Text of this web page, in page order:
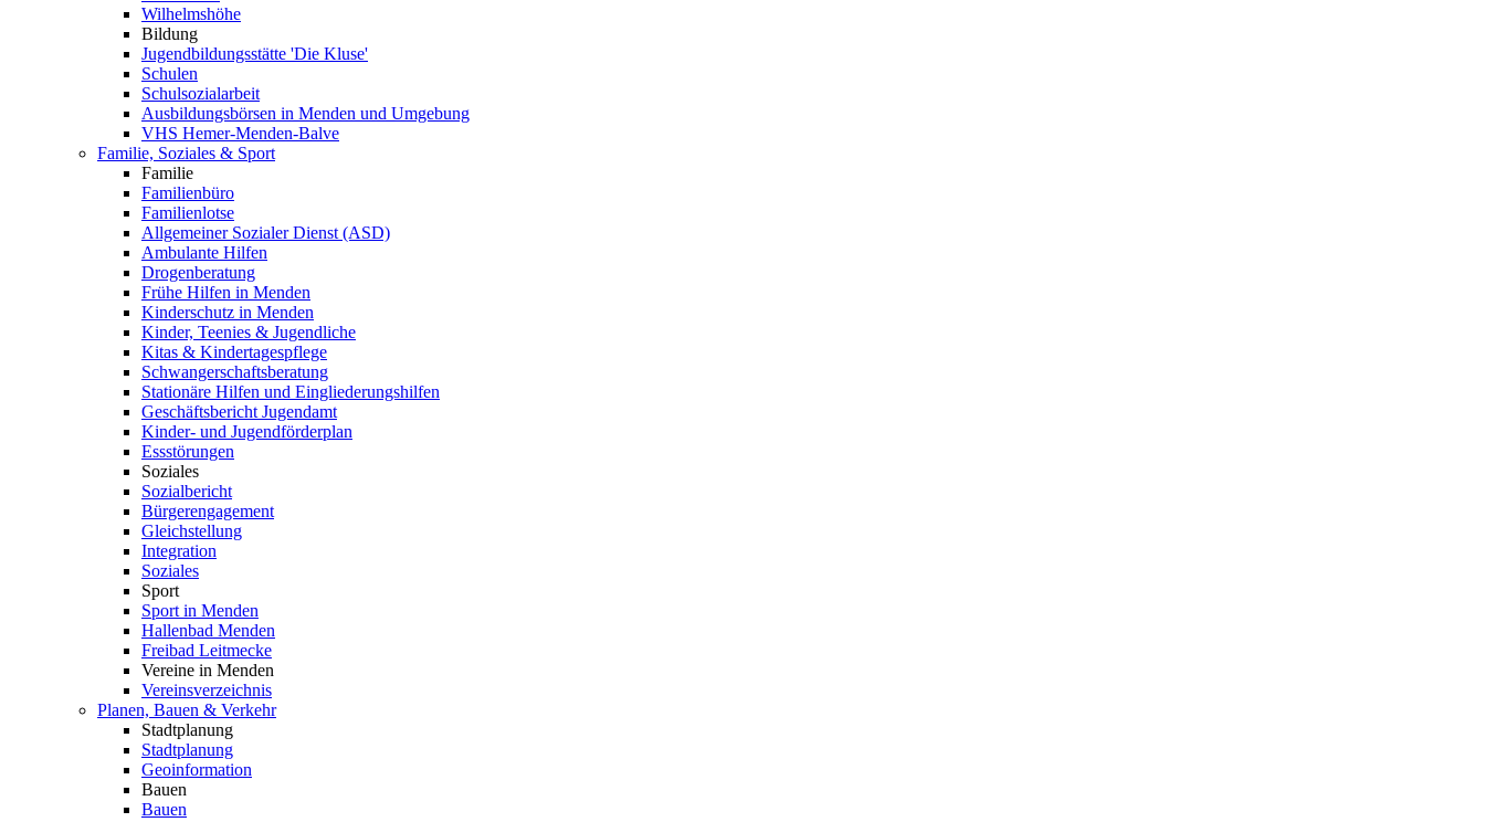
Wilhelmshöhe
Bildung
Jugendbildungsstätte 'Die Kluse'
Schulen
Schulsozialarbeit
Ausbildungsbörsen in Menden und Umgebung
VHS Hemer-Menden-Balve
Familie, Soziales & Sport
Familie
Familienbüro
Familienlotse
Allgemeiner Sozialer Dienst (ASD)
Ambulante Hilfen
Drogenberatung
Frühe Hilfen in Menden
Kinderschutz in Menden
Kinder, Teenies & Jugendliche
Kitas & Kindertagespflege
Schwangerschaftsberatung
Stationäre Hilfen und Eingliederungshilfen
Geschäftsbericht Jugendamt
Kinder- und Jugendförderplan
Essstörungen
Soziales
Sozialbericht
Bürgerengagement
Gleichstellung
Integration
Soziales
Sport
Sport in Menden
Hallenbad Menden
Freibad Leitmecke
Vereine in Menden
Vereinsverzeichnis
Planen, Bauen & Verkehr
Stadtplanung
Stadtplanung
Geoinformation
Bauen
Bauen